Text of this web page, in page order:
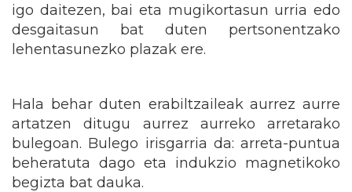
igo daitezen, bai eta mugikortasun urria edo
desgaitasun bat duten pertsonentzako
lehentasunezko plazak ere.
Hala behar duten erabiltzaileak aurrez aurre
artatzen ditugu aurrez aurreko arretarako
bulegoan. Bulego irisgarria da: arreta-puntua
beheratuta dago eta indukzio magnetikoko
begizta bat dauka.